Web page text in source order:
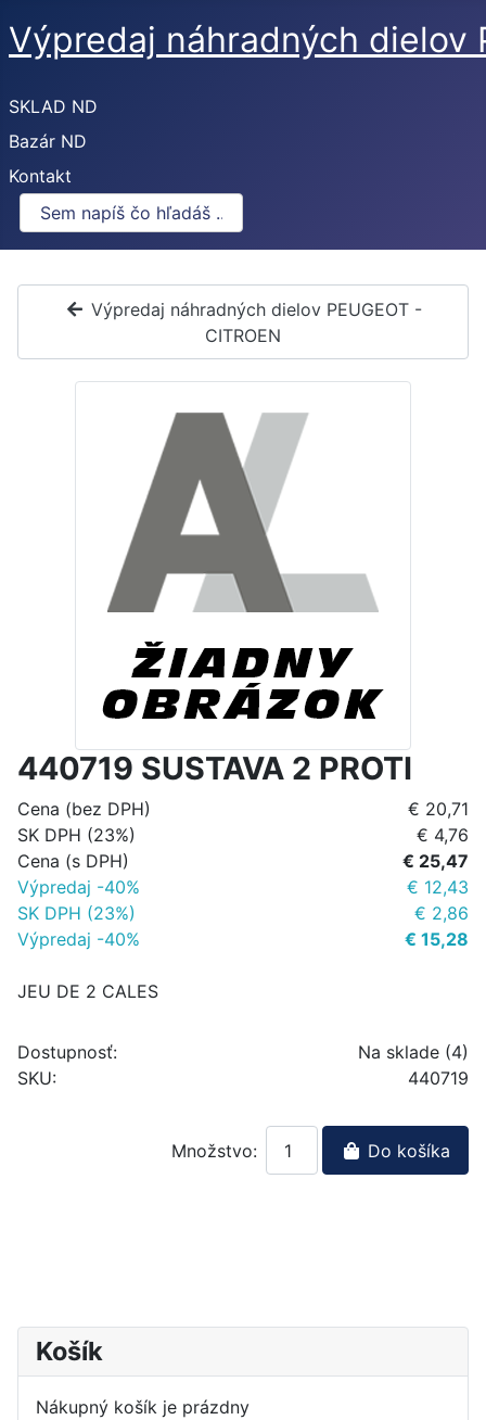
Výpredaj náhradných dielov
SKLAD ND
Bazár ND
Kontakt
Výpredaj náhradných dielov PEUGEOT -
CITROEN
440719 SUSTAVA 2 PROTI
Cena (bez DPH)
€ 20,71
SK DPH (23%)
€ 4,76
Cena (s DPH)
€ 25,47
Výpredaj -40%
€ 12,43
SK DPH (23%)
€ 2,86
Výpredaj -40%
€ 15,28
JEU DE 2 CALES
Dostupnosť:
Na sklade (4)
SKU:
440719
Množstvo: Do košíka
Košík
Nákupný košík je prázdny